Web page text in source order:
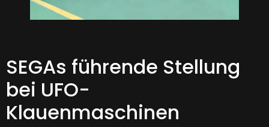
SEGAs führende Stellung
bei UFO-
Klauenmaschinen